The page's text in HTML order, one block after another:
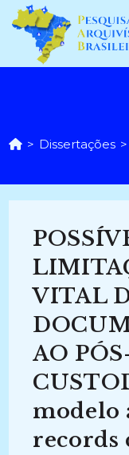
para
conteúdo
> Dissertações >
VITAL
AO
modelo
records